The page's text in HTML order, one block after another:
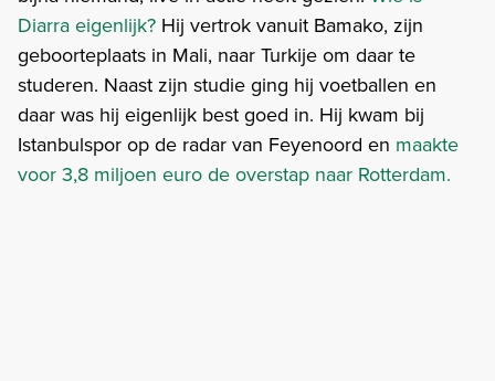
Diarra eigenlijk? Hij vertrok vanuit Bamako, zijn
geboorteplaats in Mali, naar Turkije om daar te
studeren. Naast zijn studie ging hij voetballen en
daar was hij eigenlijk best goed in. Hij kwam bij
Istanbulspor op de radar van Feyenoord en maakte
voor 3,8 miljoen euro de overstap naar Rotterdam.